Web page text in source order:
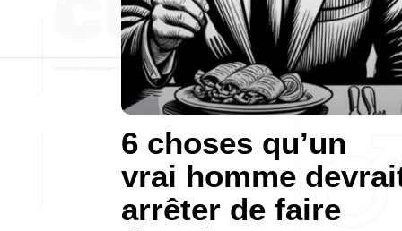
6 choses qu’un
vrai homme
arrêter de faire